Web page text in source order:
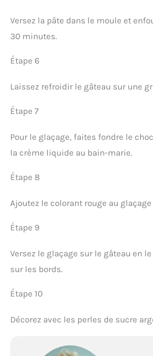
Versez la pâte dans le moule et
30 minutes.
Étape 6
Laissez refroidir le gâteau sur une
Étape 7
Pour le glaçage, faites fondre le
la crème liquide au bain-marie.
Étape 8
Ajoutez le colorant rouge au
Étape 9
Versez le glaçage sur le gâteau en
sur les bords.
Étape 10
Décorez avec les perles de sucre